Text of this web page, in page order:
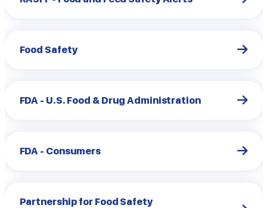
Food Safety
FDA - U.S. Food & Drug Administration
FDA - Consumers
Partnership for Food Safety